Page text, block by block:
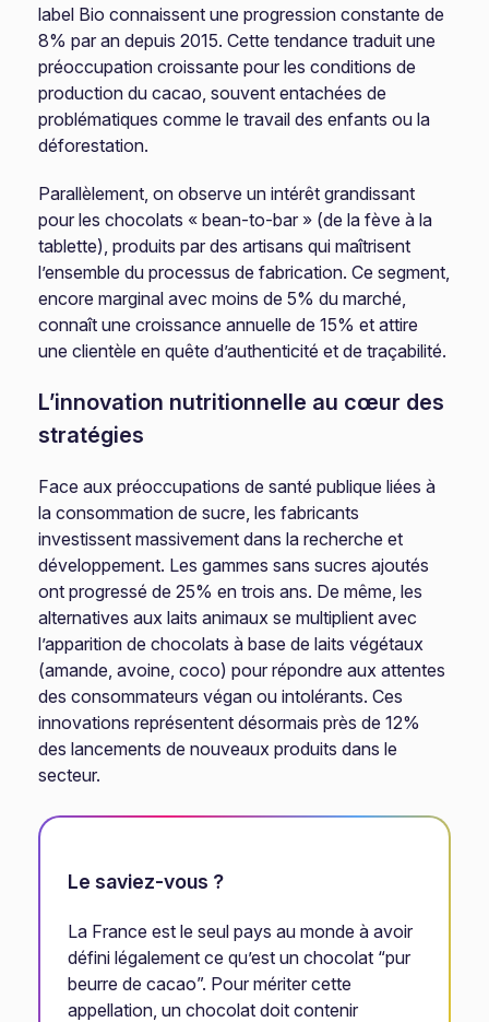
label Bio connaissent une progression constante de
8% par an depuis 2015. Cette tendance traduit une
préoccupation croissante pour les conditions de
production du cacao, souvent entachées de
problématiques comme le travail des enfants ou la
déforestation.
Parallèlement, on observe un intérêt grandissant
pour les chocolats « bean-to-bar » (de la fève à la
tablette), produits par des artisans qui maîtrisent
l’ensemble du processus de fabrication. Ce segment,
encore marginal avec moins de 5% du marché,
connaît une croissance annuelle de 15% et attire
une clientèle en quête d’authenticité et de traçabilité.
L’innovation nutritionnelle au cœur des
stratégies
Face aux préoccupations de santé publique liées à
la consommation de sucre, les fabricants
investissent massivement dans la recherche et
développement. Les gammes sans sucres ajoutés
ont progressé de 25% en trois ans. De même, les
alternatives aux laits animaux se multiplient avec
l’apparition de chocolats à base de laits végétaux
(amande, avoine, coco) pour répondre aux attentes
des consommateurs végan ou intolérants. Ces
innovations représentent désormais près de 12%
des lancements de nouveaux produits dans le
secteur.
Le saviez-vous ?
La France est le seul pays au monde à avoir
défini légalement ce qu’est un chocolat “pur
beurre de cacao”. Pour mériter cette
appellation, un chocolat doit contenir